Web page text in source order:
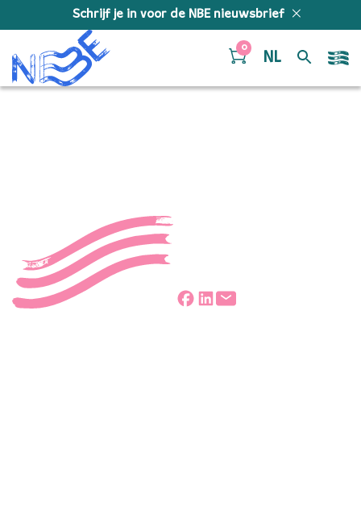
Schrijf je in voor de NBE nieuwsbrief
0
NL